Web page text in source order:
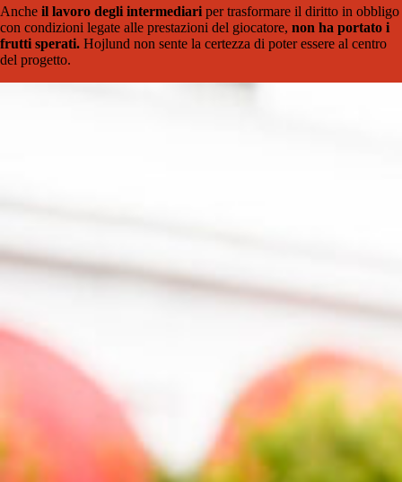
Anche il lavoro degli intermediariper trasformare il diritto in obbligo
con condizioni legate alle prestazioni del giocatore, non ha portato i
frutti sperati. Hojlund non sente la certezza di poter essere al centro
del progetto.